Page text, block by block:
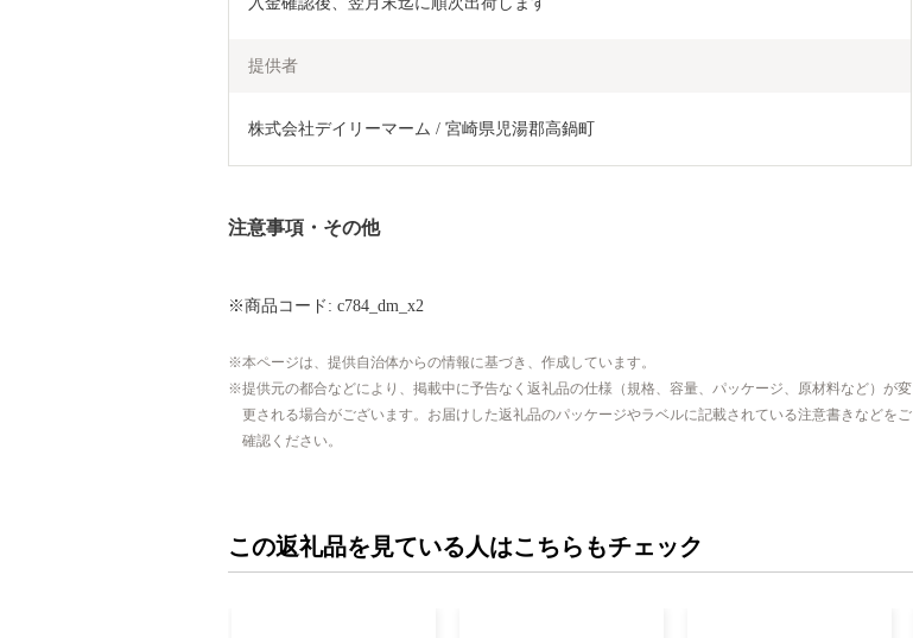
提供者
株式会社デイリーマーム / 宮崎県児湯郡高鍋町
注意事項・その他
※商品コード: c784_dm_x2
本ページは、提供自治体からの情報に基づき、作成しています。
提供元の都合などにより、掲載中に予告なく返礼品の仕様（規格、容量、パッケージ、原材料など）が変
更される場合がございます。お届けした返礼品のパッケージやラベルに記載されている注意書きなどをご
確認ください。
この返礼品を見ている人はこちらもチェック